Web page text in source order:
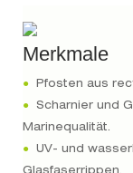
Merkmale
●
Pfosten aus
●
Scharnier und
Marinequalität.
●
UV- und